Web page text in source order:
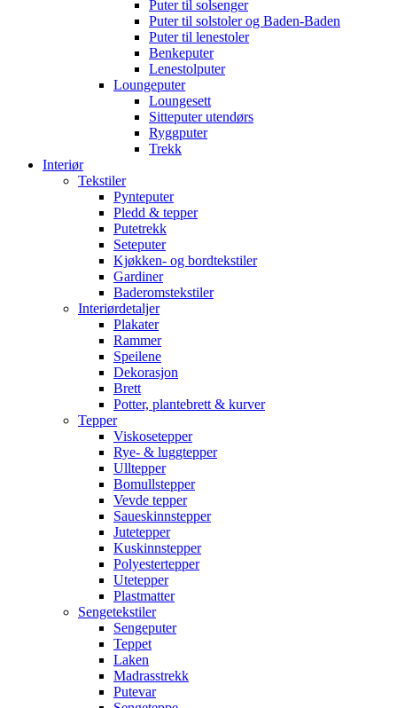
Puter til solsenger
Puter til solstoler og Baden-Baden
Puter til lenestoler
Benkeputer
Lenestolputer
Loungeputer
Loungesett
Sitteputer utendørs
Ryggputer
Trekk
Interiør
Tekstiler
Pynteputer
Pledd & tepper
Putetrekk
Seteputer
Kjøkken- og bordtekstiler
Gardiner
Baderomstekstiler
Interiørdetaljer
Plakater
Rammer
Speilene
Dekorasjon
Brett
Potter, plantebrett & kurver
Tepper
Viskosetepper
Rye- & luggtepper
Ulltepper
Bomullstepper
Vevde tepper
Saueskinnstepper
Jutetepper
Kuskinnstepper
Polyestertepper
Utetepper
Plastmatter
Sengetekstiler
Sengeputer
Teppet
Laken
Madrasstrekk
Putevar